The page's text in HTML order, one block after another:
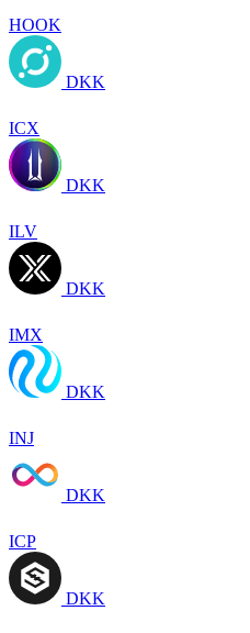
HOOK
DKK
ICX
DKK
ILV
DKK
IMX
DKK
INJ
DKK
ICP
DKK